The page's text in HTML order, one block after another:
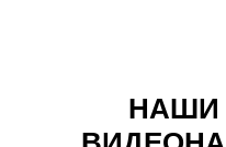
НАШИ